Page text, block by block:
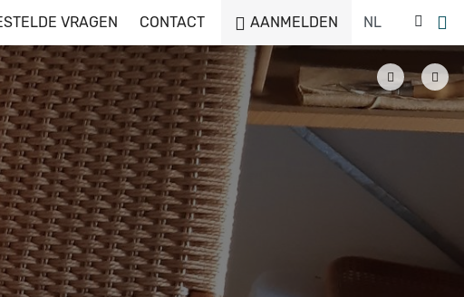
VRAGEN CONTACT AANMELDEN